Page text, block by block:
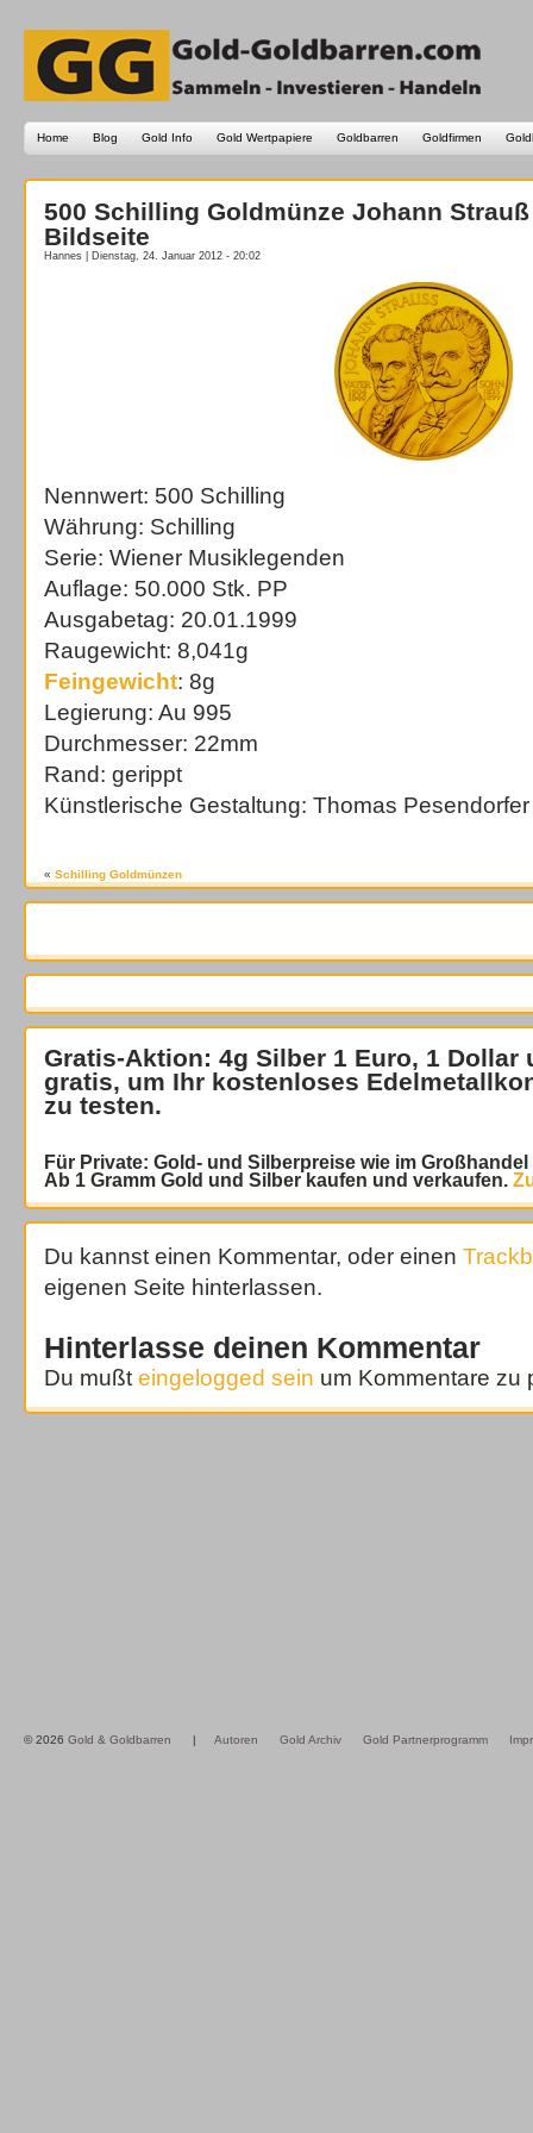
Home Blog Gold Info Gold Wertpapiere Goldbarren Goldfirmen
500 Schilling Goldmünze Johann
Bildseite
Hannes | Dienstag, 24. Januar 2012 - 20:02
Nennwert: 500 Schilling
Währung: Schilling
Serie: Wiener Musiklegenden
Auflage: 50.000 Stk. PP
Ausgabetag: 20.01.1999
Raugewicht: 8,041g
Feingewicht: 8g
Legierung: Au 995
Durchmesser: 22mm
Rand: gerippt
Künstlerische Gestaltung: Thomas Pesendorfer
« Schilling Goldmünzen
Gratis-Aktion: 4g Silber 1 Euro, 1 Dollar
gratis, um Ihr kostenloses
zu testen.
Für Private: Gold- und Silberpreise wie im
Ab 1 Gramm Gold und Silber kaufen und verkaufen.
Du kannst einen Kommentar, oder einen
eigenen Seite hinterlassen.
Hinterlasse deinen Kommentar
Du mußt eingelogged sein um Kommentare zu
© 2026 Gold & Goldbarren | Autoren Gold Archiv Gold Partnerprogramm